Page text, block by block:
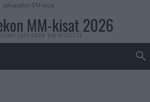
Jalkapallon EM-kisat
MM-kisat 2026
KAIKKI JÄÄKIEKON MM-KISOISTA